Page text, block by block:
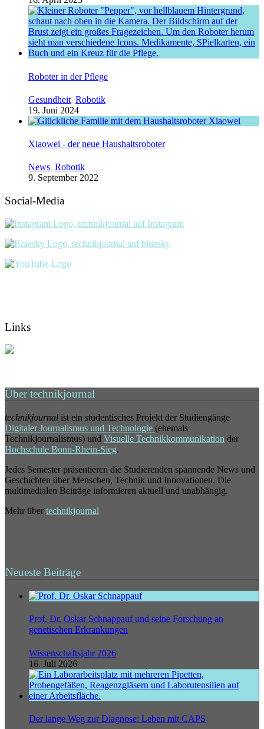
Roboter in der Pflege
Gesundheit, Robotik
19. Juni 2024
Xiaowei - der neue Haushaltsroboter
News, Robotik
9. September 2022
Social-Media
Links
Über technikjournal
technikjournal ist ein studentisches Projekt der Studiengänge
Digitaler Journalismus und Technologie (ehemals
Technikjournalismus) und Visuelle Technikkommunikation der
Hochschule Bonn-Rhein-Sieg.
Jedes Semester präsentieren die Studierenden spannende News und
Geschichten über Menschen, Technik und Innovationen. Die
multimedialen Beiträge informieren aktuell und unabhängig.
Mehr über technikjournal
Neueste Beiträge
Prof. Dr. Oskar Schnappauf und seine Forschung an
genetischen Erkrankungen
Wissenschaftsjahr 2026
16. Juli 2026
Der lange Weg zur Diagnose: Leben mit CAPS